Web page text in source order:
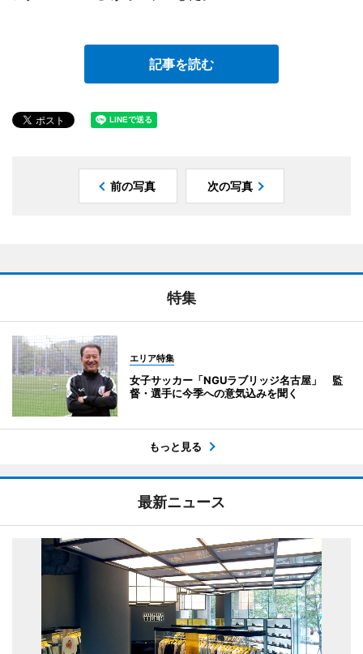
記事を読む
前の写真 次の写真
特集
エリア特集
女子サッカー「NGUラブリッジ名古屋」 監
督・選手に今季への意気込みを聞く
もっと見る
最新ニュース